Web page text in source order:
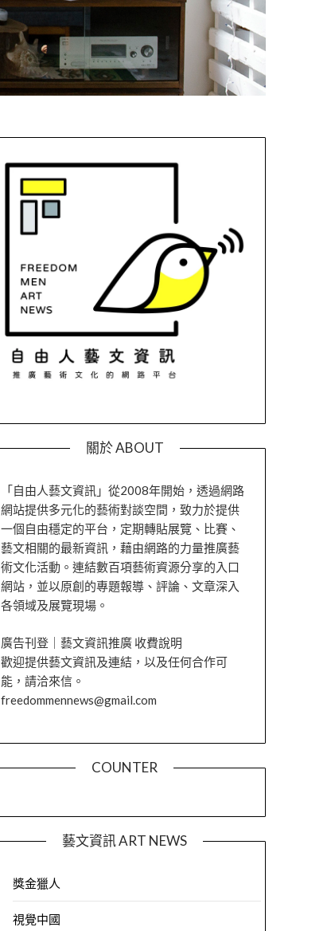
關於 ABOUT
「自由人藝文資訊」從2008年開始，透過網路
網站提供多元化的藝術對談空間，致力於提供
一個自由穩定的平台，定期轉貼展覽、比賽、
藝文相關的最新資訊，藉由網路的力量推廣藝
術文化活動。連結數百項藝術資源分享的入口
網站，並以原創的專題報導、評論、文章深入
各領域及展覽現場。
廣告刊登｜藝文資訊推廣 收費說明
歡迎提供藝文資訊及連結，以及任何合作可
能，請洽來信。
freedommennews@gmail.com
COUNTER
藝文資訊 ART NEWS
獎金獵人
視覺中國